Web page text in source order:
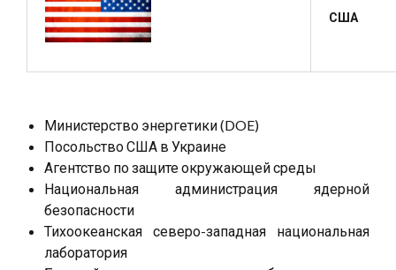
США
Министерство энергетики (DOE)
Посольство США в Украине
Агентство по защите окружающей среды
Национальная администрация ядерной
безопасности
Тихоокеанская северо-западная национальная
лаборатория